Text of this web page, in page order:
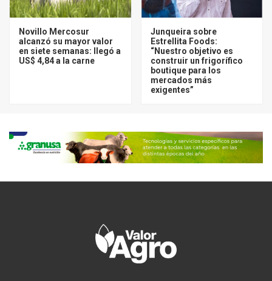
Novillo Mercosur
alcanzó su mayor valor
en siete semanas: llegó a
US$ 4,84 a la carne
Junqueira sobre
Estrellita Foods:
“Nuestro objetivo es
construir un frigorífico
boutique para los
mercados más
exigentes”